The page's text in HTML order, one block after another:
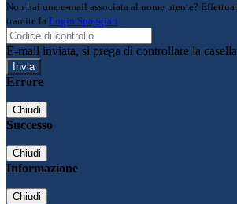
Non hai una e-mail associata al nome utente?
tramite la Login Spaggiari
E-mail inviata, si prega di controllare la
Errore
Chiudi
Successo
Chiudi
Informazione
Chiudi